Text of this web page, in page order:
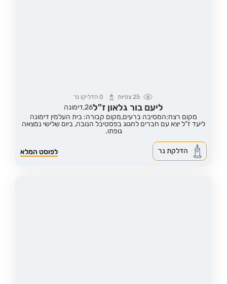
25 צפיות 0הדליקו נר
ליעם בור גלאון ז"ל26,דימונה
מקום רצח:המסיבה ברעים,מקום קבורה: בית העלמין דימונה
ליעד ז"ל יצא עם חברים לחגוג בפסטיבל הנובה, ביום שלישי נמצאה
גופתו.
לפוסט המלא הדלקת נר